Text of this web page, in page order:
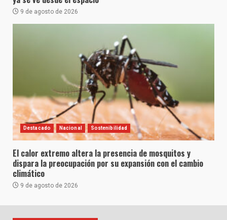
9 de agosto de 2026
Destacado Nacional Sostenibilidad
El calor extremo altera la presencia de mosquitos y
dispara la preocupación por su expansión con el cambio
climático
9 de agosto de 2026